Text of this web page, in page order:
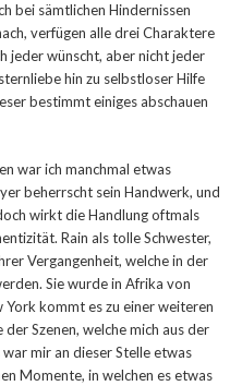
bei sämtlichen Hindernissen
verfügen alle drei Charaktere
jeder wünscht, aber nicht jeder
hin zu selbstloser Hilfe
bestimmt einiges abschauen
war ich manchmal etwas
beherrscht sein Handwerk, und
wirkt die Handlung oftmals
Rain als tolle Schwester,
Vergangenheit, welche in der
Sie wurde in Afrika von
York kommt es zu einer weiteren
Szenen, welche mich aus der
mir an dieser Stelle etwas
Momente, in welchen es etwas